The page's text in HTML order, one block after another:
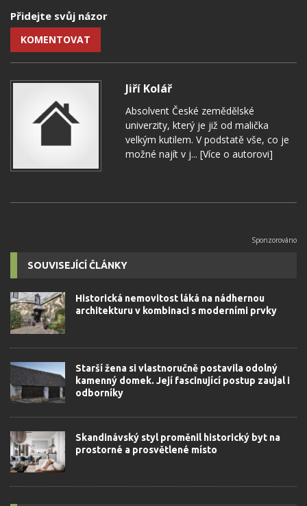
Přidejte svůj názor
KOMENTOVAT
Jiří Kolář
Absolvent České zemědělské
univerzity, který je již od malička
velkým kutilem. V podstatě vše, co je
možné najít v j... [Více o autorovi]
SOUVISEJÍCÍ ČLÁNKY
Historická nemovitost láká na nádhernou
architekturu v kombinaci s moderními prvky
Starší žena si vlastnoručně postavila odolný
kamenný domek. Její fascinující postup zaujal i
odborníky
Skandinávský styl proměnil historický byt na
prostorné a prosvětlené místo